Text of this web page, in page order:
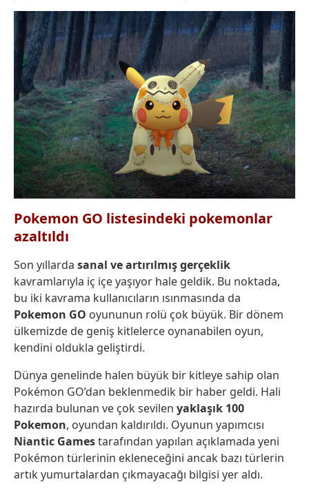
Pokemon GO listesindeki pokemonlar
azaltıldı
Son yıllarda sanal ve artırılmış gerçeklik
kavramlarıyla iç içe yaşıyor hale geldik. Bu noktada,
bu iki kavrama kullanıcıların ısınmasında da
Pokemon GO oyununun rolü çok büyük. Bir dönem
ülkemizde de geniş kitlelerce oynanabilen oyun,
kendini oldukla geliştirdi.
Dünya genelinde halen büyük bir kitleye sahip olan
Pokémon GO’dan beklenmedik bir haber geldi. Hali
hazırda bulunan ve çok sevilen yaklaşık 100
Pokemon, oyundan kaldırıldı. Oyunun yapımcısı
Niantic Gamestarafından yapılan açıklamada yeni
Pokémon türlerinin ekleneceğini ancak bazı türlerin
artık yumurtalardan çıkmayacağı bilgisi yer aldı.